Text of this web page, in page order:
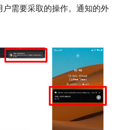
需要采取的操作。通知的外